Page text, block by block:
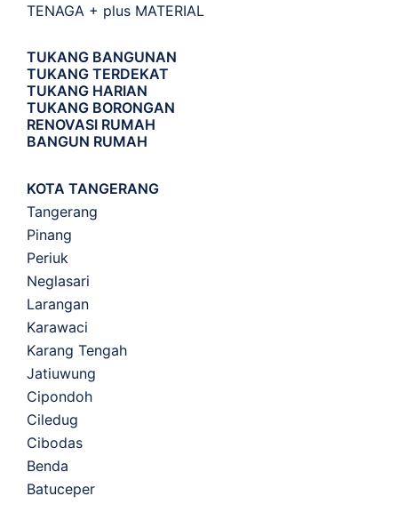
TENAGA + plus MATERIAL
TUKANG BANGUNAN
TUKANG TERDEKAT
TUKANG HARIAN
TUKANG BORONGAN
RENOVASI RUMAH
BANGUN RUMAH
KOTA TANGERANG
Tangerang
Pinang
Periuk
Neglasari
Larangan
Karawaci
Karang Tengah
Jatiuwung
Cipondoh
Ciledug
Cibodas
Benda
Batuceper